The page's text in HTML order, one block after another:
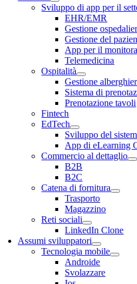
Sviluppo di app per il
EHR/EMR
Gestione
Gestione del
App per il
Telemedicina
Ospitalità
Gestione
Sistema di
Prenotazione tavoli
Fintech
EdTech
Sviluppo del
App di eLearning
Commercio al dettaglio
B2B
B2C
Catena di fornitura
Trasporto
Magazzino
Reti sociali
LinkedIn Clone
Assumi sviluppatori
Tecnologia mobile
Androide
Svolazzare